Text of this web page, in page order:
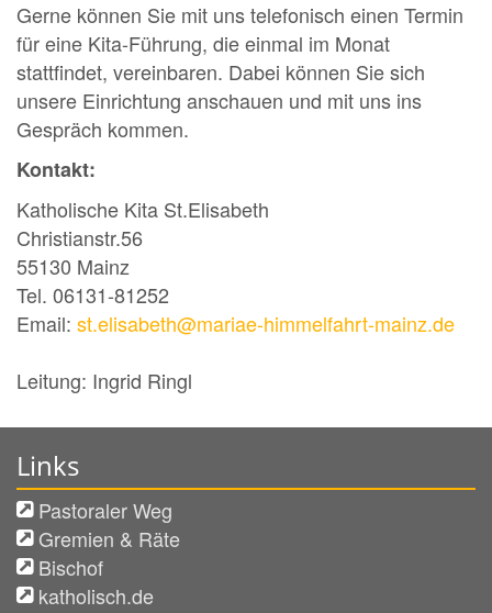
Gerne können Sie mit uns telefonisch einen Termin
für eine Kita-Führung, die einmal im Monat
stattfindet, vereinbaren. Dabei können Sie sich
unsere Einrichtung anschauen und mit uns ins
Gespräch kommen.
Kontakt:
Katholische Kita St.Elisabeth
Christianstr.56
55130 Mainz
Tel. 06131-81252
Email: st.elisabeth@mariae-himmelfahrt-mainz.de
Leitung: Ingrid Ringl
Links
Pastoraler Weg
Gremien & Räte
Bischof
katholisch.de